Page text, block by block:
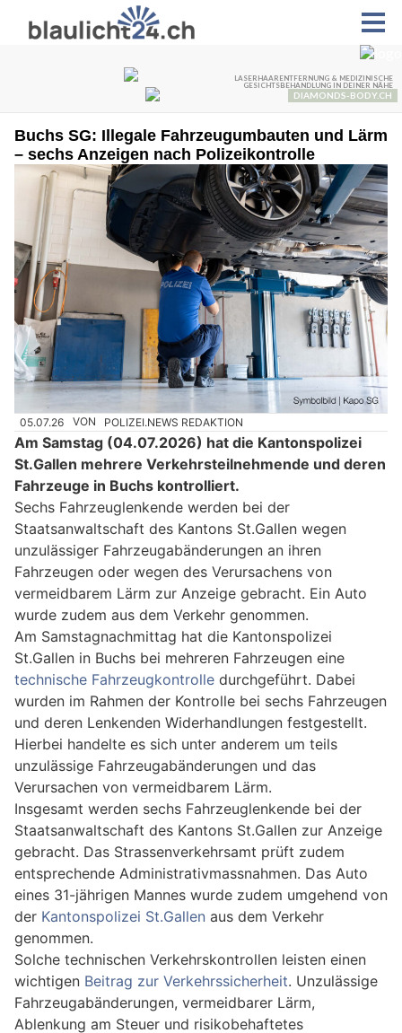
Buchs SG: Illegale Fahrzeugumbauten und Lärm
– sechs Anzeigen nach Polizeikontrolle
05.07.26 VON POLIZEI.NEWS REDAKTION
Am Samstag (04.07.2026) hat die Kantonspolizei
St.Gallen mehrere Verkehrsteilnehmende und deren
Fahrzeuge in Buchs kontrolliert.
Sechs Fahrzeuglenkende werden bei der
Staatsanwaltschaft des Kantons St.Gallen wegen
unzulässiger Fahrzeugabänderungen an ihren
Fahrzeugen oder wegen des Verursachens von
vermeidbarem Lärm zur Anzeige gebracht. Ein Auto
wurde zudem aus dem Verkehr genommen.
Am Samstagnachmittag hat die Kantonspolizei
St.Gallen in Buchs bei mehreren Fahrzeugen eine
technische Fahrzeugkontrolle durchgeführt. Dabei
wurden im Rahmen der Kontrolle bei sechs Fahrzeugen
und deren Lenkenden Widerhandlungen festgestellt.
Hierbei handelte es sich unter anderem um teils
unzulässige Fahrzeugabänderungen und das
Verursachen von vermeidbarem Lärm.
Insgesamt werden sechs Fahrzeuglenkende bei der
Staatsanwaltschaft des Kantons St.Gallen zur Anzeige
gebracht. Das Strassenverkehrsamt prüft zudem
entsprechende Administrativmassnahmen. Das Auto
eines 31-jährigen Mannes wurde zudem umgehend von
der Kantonspolizei St.Gallen aus dem Verkehr
genommen.
Solche technischen Verkehrskontrollen leisten einen
wichtigen Beitrag zur Verkehrssicherheit. Unzulässige
Fahrzeugabänderungen, vermeidbarer Lärm,
Ablenkung am Steuer und risikobehaftetes